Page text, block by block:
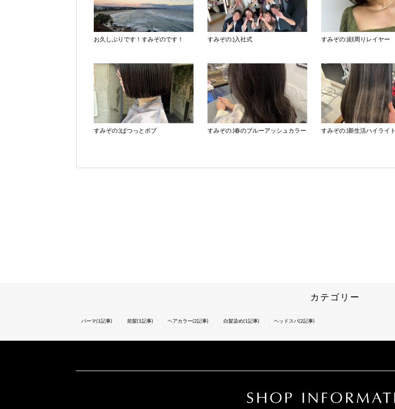
お久しぶりです！すみぞのです！ すみぞの:)入社式 すみぞの:)顔周りレイヤー
すみぞの:)ぱつっとボブ すみぞの:)春のブルーアッシュカラー すみぞの:)新生活ハイライト
カテゴリー
パーマ(1記事) 前髪(1記事) ヘアカラー(2記事) 白髪染め(1記事) ヘッドスパ(2記事)